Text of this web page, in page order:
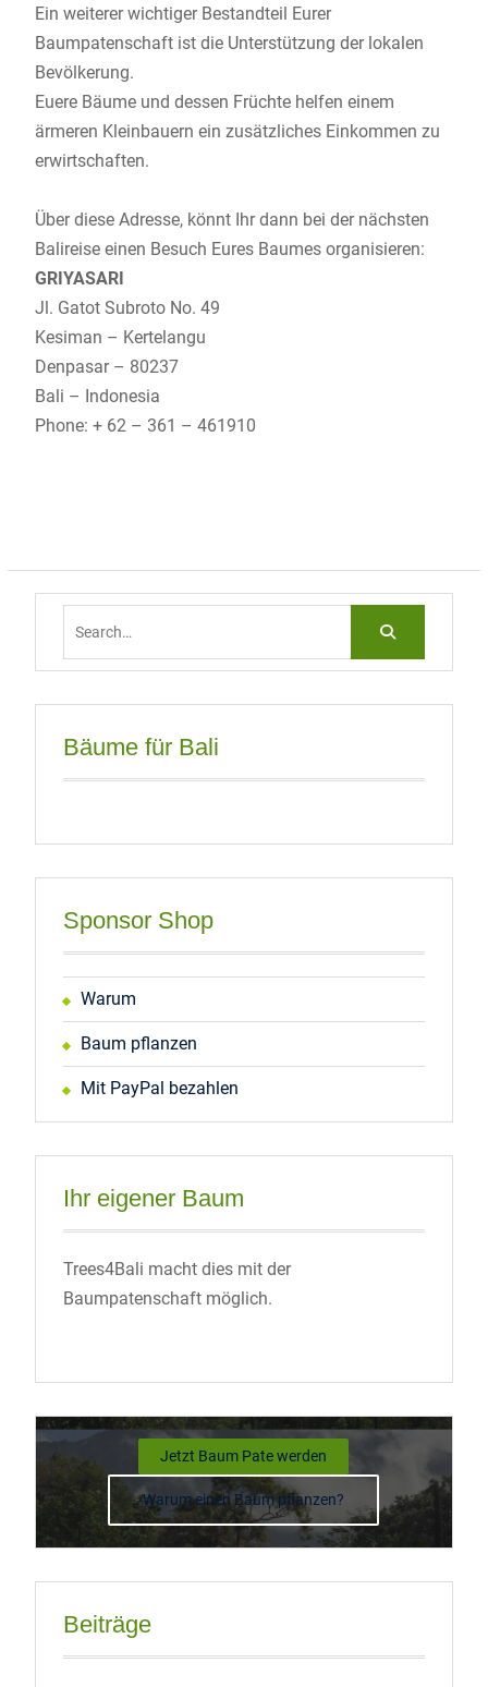
Ein weiterer wichtiger Bestandteil Eurer
Baumpatenschaft ist die Unterstützung der lokalen
Bevölkerung.
Euere Bäume und dessen Früchte helfen einem
ärmeren Kleinbauern ein zusätzliches Einkommen zu
erwirtschaften.
Über diese Adresse, könnt Ihr dann bei der nächsten
Balireise einen Besuch Eures Baumes organisieren:
GRIYASARI
Jl. Gatot Subroto No. 49
Kesiman – Kertelangu
Denpasar – 80237
Bali – Indonesia
Phone: + 62 – 361 – 461910
Bäume für Bali
Sponsor Shop
Warum
Baum pflanzen
Mit PayPal bezahlen
Ihr eigener Baum
Trees4Bali macht dies mit der
Baumpatenschaft möglich.
Jetzt Baum Pate werden
Warum einen Baum pflanzen?
Beiträge